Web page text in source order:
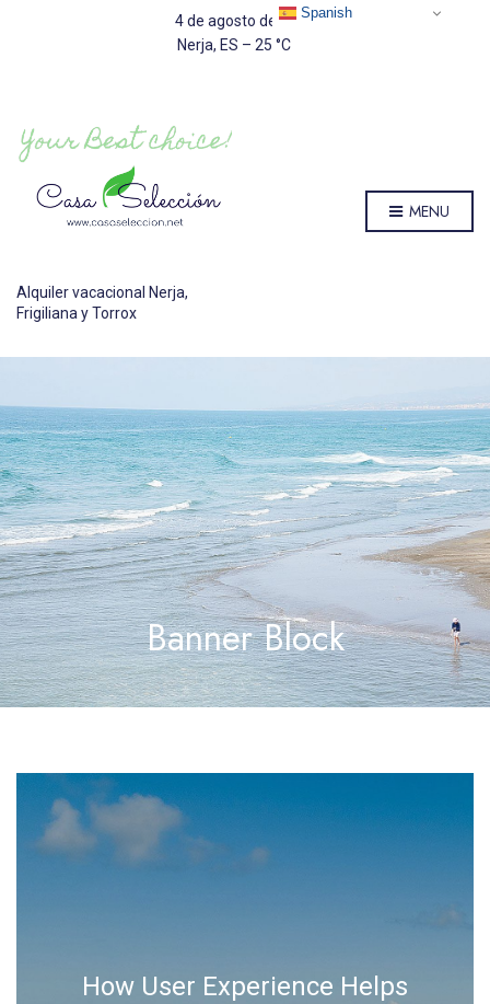
4 de agosto de 2026
Nerja, ES – 25 C
Alquiler vacacional Nerja,
Frigiliana y Torrox
MENU
Banner Block
How User Experience Helps
Spanish